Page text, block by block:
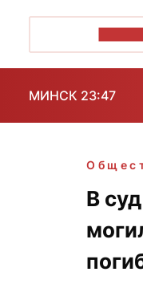
МИНСК 23:47
В